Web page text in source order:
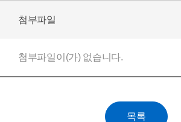
첨부파일
첨부파일이(가) 없습니다.